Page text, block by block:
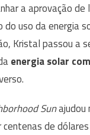
a aprovação de
uso da energia
Kristal passou a
energia solar
Sunajudou
de